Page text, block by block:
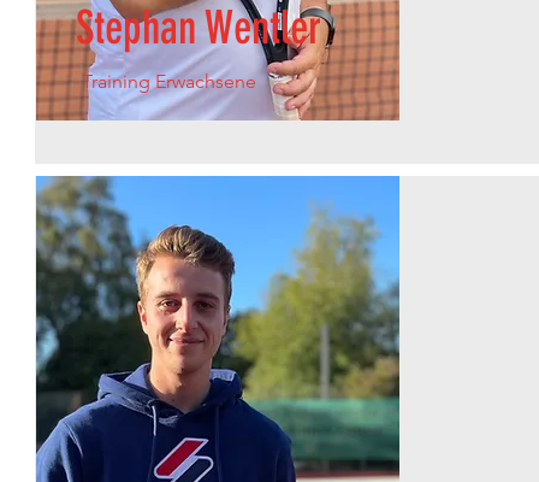
Stephan Wentler
TrainingErwachsene